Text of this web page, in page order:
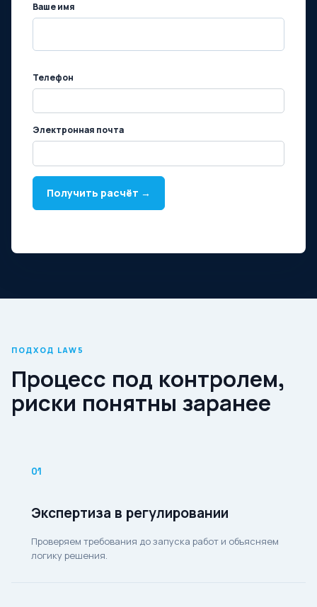
Ваше имя
Телефон
Электронная почта
Получить расчёт →
ПОДХОД LAW5
Процесс под контролем,
риски понятны заранее
01
Экспертиза в регулировании
Проверяем требования до запуска работ и объясняем
логику решения.